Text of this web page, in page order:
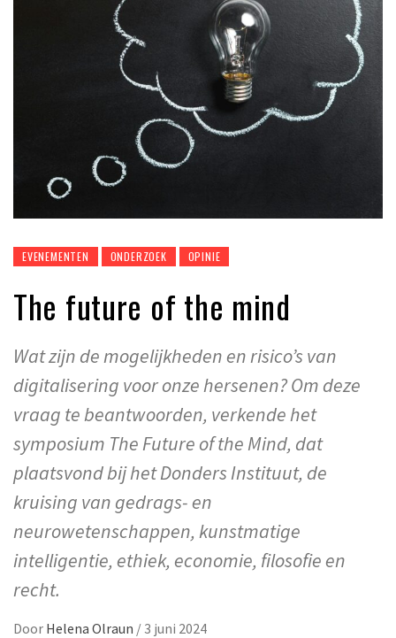
EVENEMENTEN ONDERZOEK OPINIE
The future of the mind
Wat zijn de mogelijkheden en risico’s van
digitalisering voor onze hersenen? Om deze
vraag te beantwoorden, verkende het
symposium The Future of the Mind, dat
plaatsvond bij het Donders Instituut, de
kruising van gedrags- en
neurowetenschappen, kunstmatige
intelligentie, ethiek, economie, filosofie en
recht.
Door Helena Olraun / 3 juni 2024